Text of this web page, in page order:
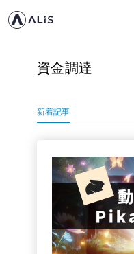
資金調達
新着記事